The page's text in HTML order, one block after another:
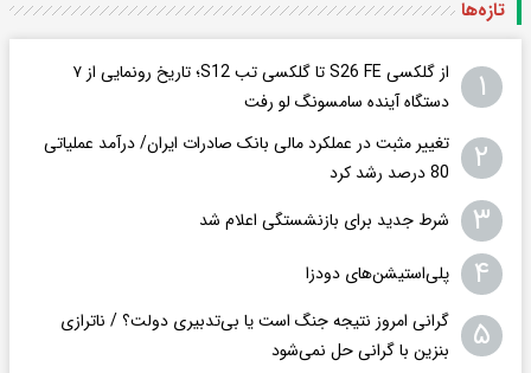
تازه‌ها
۱
از گلکسی S26 FE تا گلکسی تب S12؛ تاریخ رونمایی از ۷
دستگاه آینده سامسونگ لو رفت
۲
تغییر مثبت در عملکرد مالی بانک صادرات ایران/ درآمد عملیاتی
80 درصد رشد کرد
۳ شرط جدید برای بازنشستگی اعلام شد
۴ پلی‌استیشن‌های دودزا
۵
گرانی امروز نتیجه جنگ است یا بی‌تدبیری دولت؟ / ناترازی
بنزین با گرانی حل نمی‌شود